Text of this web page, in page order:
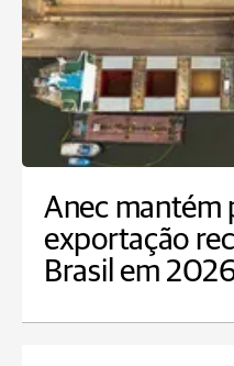
Anec mantém
exportação
Brasil em